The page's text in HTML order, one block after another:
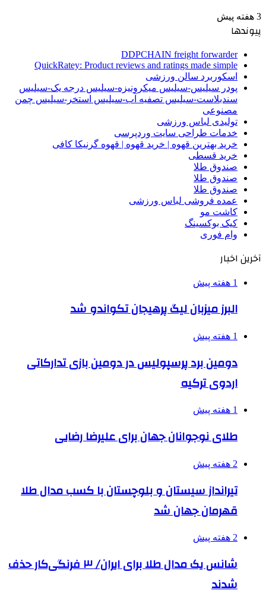
3 هفته پیش
پیوندها
DDPCHAIN freight forwarder
QuickRatey: Product reviews and ratings made simple
اسکوربرد سالن ورزشی
پودر سیلیس-سیلیس میکرونیزه-سیلیس درجه یک-سیلیس
سندبلاست-سیلیس تصفیه آب-سیلیس استخر-سیلیس چمن
مصنوعی
تولیدی لباس ورزشی
خدمات طراحی سایت وردپرسی
خرید بهترین قهوه | خرید قهوه | قهوه گرنیکا کافی
خرید قسطی
صندوق طلا
صندوق طلا
صندوق طلا
عمده فروشی لباس ورزشی
کاشت مو
کیک بوکسینگ
وام فوری
آخرین اخبار
1 هفته پیش
البرز میزبان لیگ پرهیجان تکواندو شد
1 هفته پیش
دومین برد پرسپولیس در دومین بازی تدارکاتی
اردوی ترکیه
1 هفته پیش
طلای نوجوانان جهان برای علیرضا رضایی
2 هفته پیش
تیرانداز سیستان و بلوچستان با کسب مدال طلا
قهرمان جهان شد
2 هفته پیش
شانس یک مدال طلا برای ایران/ ۳ فرنگی‌کار حذف
شدند